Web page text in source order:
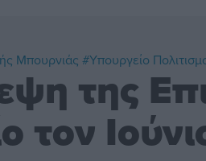
Μπουρνιάς #Υπουργείο
της
τον